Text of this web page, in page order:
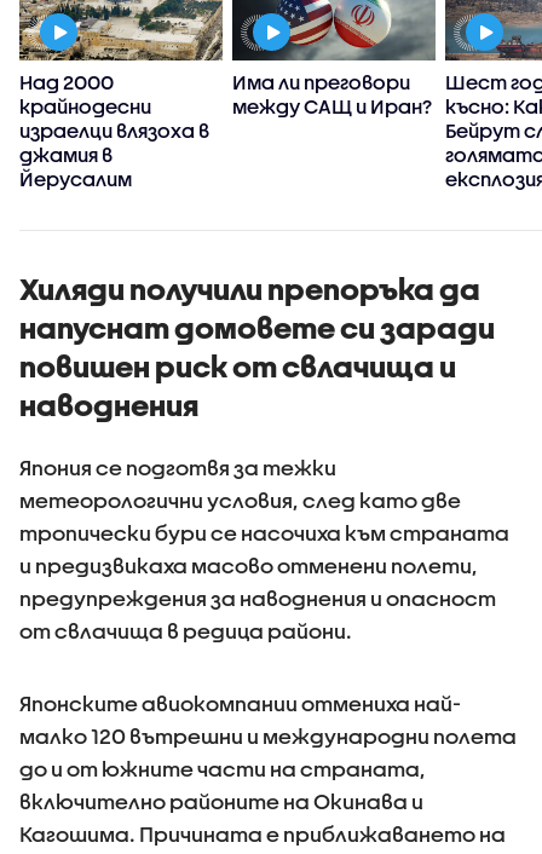
Над 2000
крайнодесни
израелци влязоха в
джамия в
Йерусалим
Има ли преговори
между САЩ и Иран?
Шест
късно:
Бейрут
история
Хиляди получили препоръка да
напуснат домовете си заради
повишен риск от свлачища и
наводнения
Япония се подготвя за тежки
метеорологични условия, след като две
тропически бури се насочиха към страната
и предизвикаха масово отменени полети,
предупреждения за наводнения и опасност
от свлачища в редица райони.
Японските авиокомпании отмениха най-
малко 120 вътрешни и международни полета
до и от южните части на страната,
включително районите на Окинава и
Кагошима. Причината е приближаването на